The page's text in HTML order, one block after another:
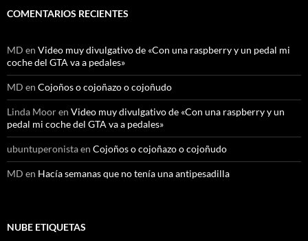
COMENTARIOS RECIENTES
MD en Video muy divulgativo de «Con una raspberry y un pedal mi
coche del GTA va a pedales»
MD en Cojoños o cojoñazo o cojoñudo
Linda Mooren Video muy divulgativo de «Con una raspberry y un
pedal mi coche del GTA va a pedales»
ubuntuperonistaen Cojoños o cojoñazo o cojoñudo
MD en Hacía semanas que no tenía una antipesadilla
NUBE ETIQUETAS